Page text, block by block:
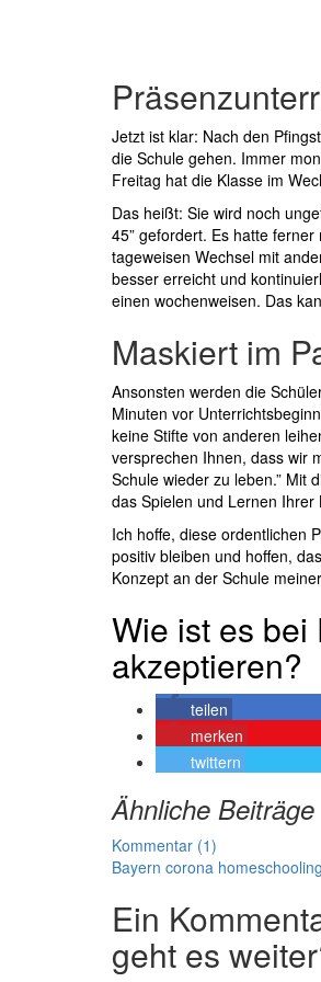
Jetzt ist klar: Nach den
die Schule gehen. Immer
Freitag hat die Klasse im
Das heißt: Sie wird noch
45” gefordert. Es hatte
tageweisen Wechsel mit
besser erreicht und
einen wochenweisen. Das
Maskiert im
Ansonsten werden die
Minuten vor
keine Stifte von anderen
versprechen Ihnen, dass wir
Schule wieder zu leben.” Mit
das Spielen und Lernen Ihrer
Ich hoffe, diese ordentlichen
positiv bleiben und hoffen,
Konzept an der Schule
Wie ist es bei
akzeptieren?
teilen
merken
twittern
Ähnliche Beiträge
Kommentar (1)
Bayern corona homeschooling
Ein
geht es